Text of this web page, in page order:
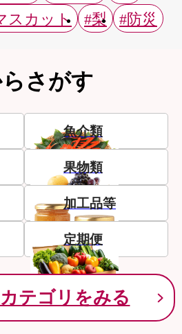
スカット #梨 #防災
さがす
魚介類
果物類
加工品等
定期便
テゴリをみる